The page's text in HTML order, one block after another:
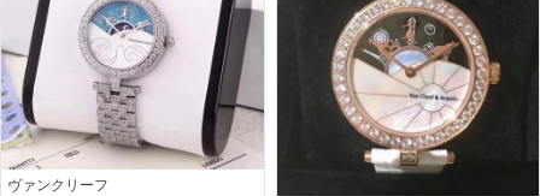
ヴァンクリーフ